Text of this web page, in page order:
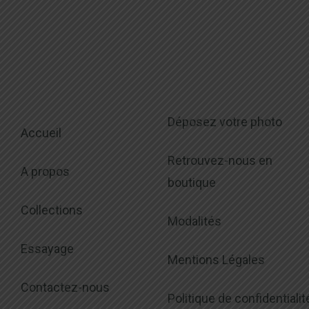
Accueil
A propos
Collections
Essayage
Contactez-nous
Déposez votre photo
Retrouvez-nous en
boutique
Modalités
Mentions Légales
Politique de